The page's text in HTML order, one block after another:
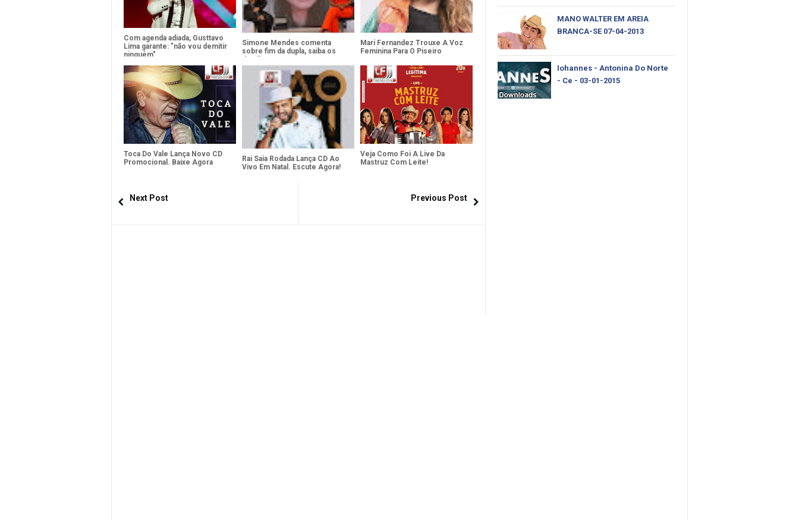
Com agenda adiada, Gusttavo
Lima garante: "não vou demitir
ninguém"
Simone Mendes comenta
sobre fim da dupla, saiba os
Mari Fernandez Trouxe A Voz
Feminina Para O Piseiro
Toca Do Vale Lança Novo CD
Promocional. Baixe Agora
Rai Saia Rodada Lança CD Ao
Vivo Em Natal. Escute Agora!
Veja Como Foi A Live Da
Mastruz Com Leite!
Next Post Previous Post
MANO WALTER EM AREIA
BRANCA-SE 07-04-2013
Iohannes - Antonina Do Norte
- Ce - 03-01-2015